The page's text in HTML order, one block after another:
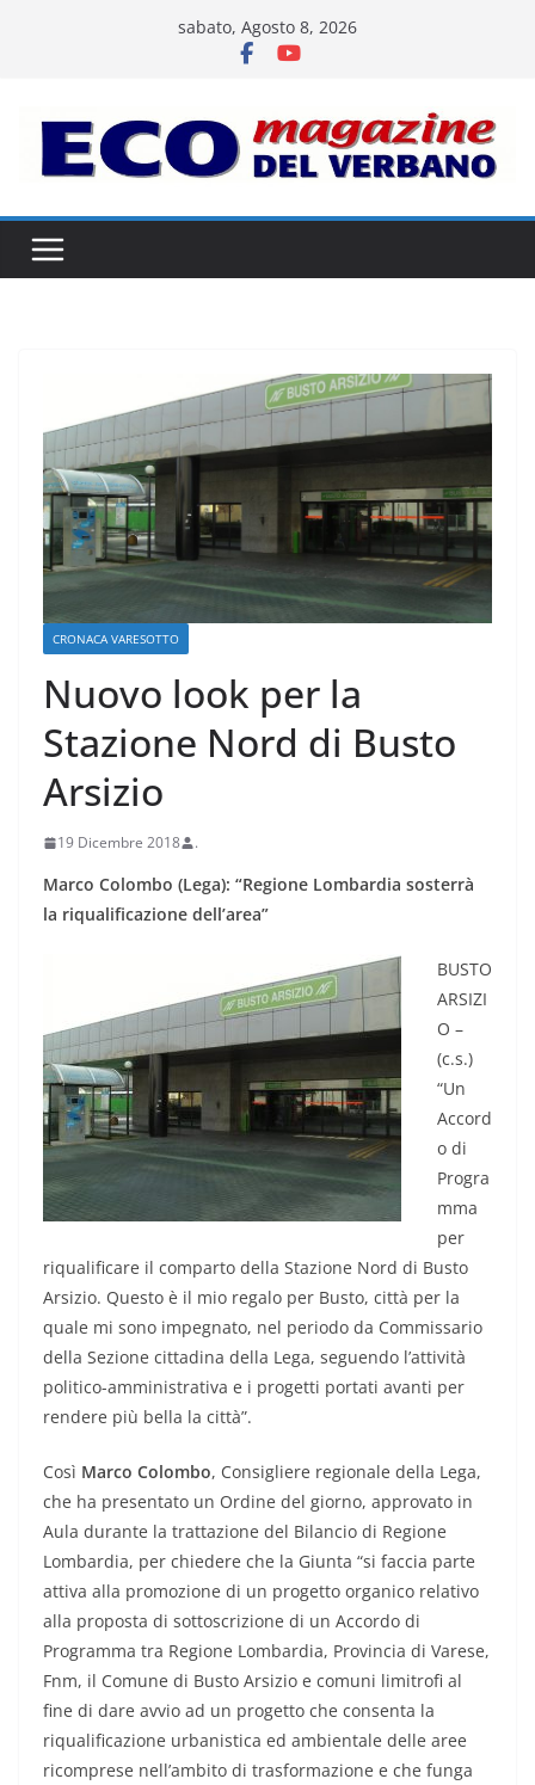
sabato, Agosto 8, 2026
CRONACA VARESOTTO
Nuovo look per la
Stazione Nord di Busto
Arsizio
19 Dicembre 2018 .
Marco Colombo (Lega): “Regione Lombardia sosterrà
la riqualificazione dell’area”
BUSTO
ARSIZI
O –
(c.s.)
“Un
Accord
o di
Progra
mma
per
riqualificare il comparto della Stazione Nord di Busto
Arsizio. Questo è il mio regalo per Busto, città per la
quale mi sono impegnato, nel periodo da Commissario
della Sezione cittadina della Lega, seguendo l’attività
politico-amministrativa e i progetti portati avanti per
rendere più bella la città”.
Così Marco Colombo, Consigliere regionale della Lega,
che ha presentato un Ordine del giorno, approvato in
Aula durante la trattazione del Bilancio di Regione
Lombardia, per chiedere che la Giunta “si faccia parte
attiva alla promozione di un progetto organico relativo
alla proposta di sottoscrizione di un Accordo di
Programma tra Regione Lombardia, Provincia di Varese,
Fnm, il Comune di Busto Arsizio e comuni limitrofi al
fine di dare avvio ad un progetto che consenta la
riqualificazione urbanistica ed ambientale delle aree
ricomprese nell’ambito di trasformazione e che funga